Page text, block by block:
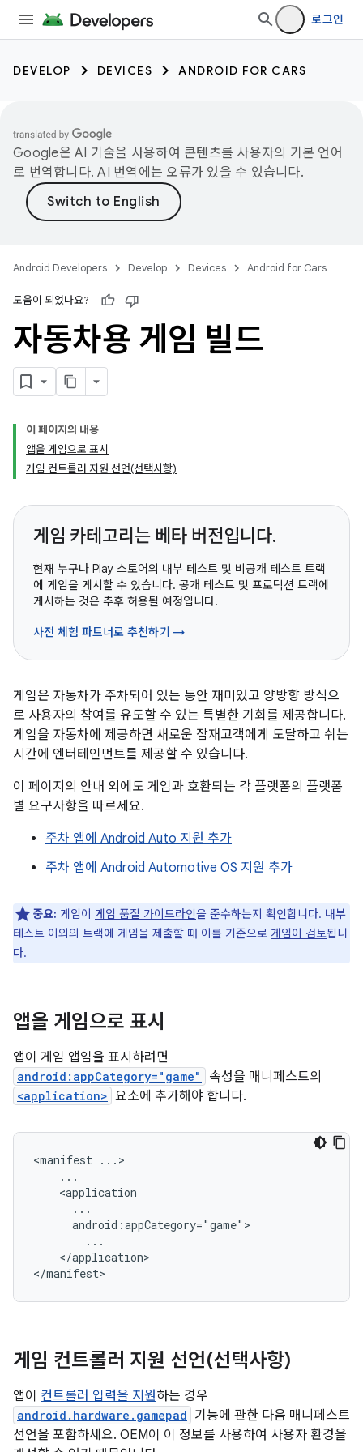
로그인
DEVELOP DEVICES ANDROID FOR CARS
Google은 AI 기술을 사용하여 콘텐츠를 사용자의 기본 언어
로 번역합니다. AI 번역에는 오류가 있을 수 있습니다.
Android Developers Develop Devices Android for Cars
도움이 되었나요?
자동차용 게임 빌드
이 페이지의 내용
앱을 게임으로 표시
게임 컨트롤러 지원 선언(선택사항)
게임 카테고리는 베타 버전입니다.
현재 누구나 Play 스토어의 내부 테스트 및 비공개 테스트 트랙
에 게임을 게시할 수 있습니다. 공개 테스트 및 프로덕션 트랙에
게시하는 것은 추후 허용될 예정입니다.
사전 체험 파트너로 추천하기 →
게임은 자동차가 주차되어 있는 동안 재미있고 양방향 방식으
로 사용자의 참여를 유도할 수 있는 특별한 기회를 제공합니다.
게임을 자동차에 제공하면 새로운 잠재고객에게 도달하고 쉬는
시간에 엔터테인먼트를 제공할 수 있습니다.
이 페이지의 안내 외에도 게임과 호환되는 각 플랫폼의 플랫폼
별 요구사항을 따르세요.
주차 앱에 Android Auto 지원 추가
주차 앱에 Android Automotive OS 지원 추가
중요: 게임이 게임 품질 가이드라인을 준수하는지 확인합니다. 내부
테스트 이외의 트랙에 게임을 제출할 때 이를 기준으로 게임이 검토됩니
다.
앱을 게임으로 표시
앱이 게임 앱임을 표시하려면
android:appCategory="game" 속성을 매니페스트의
<application> 요소에 추가해야 합니다.
<manifest
</application>
게임 컨트롤러 지원 선언(선택사항)
앱이 컨트롤러 입력을 지원하는 경우
android.hardware.gamepad 기능에 관한 다음 매니페스트
선언을 포함하세요. OEM이 이 정보를 사용하여 사용자 환경을